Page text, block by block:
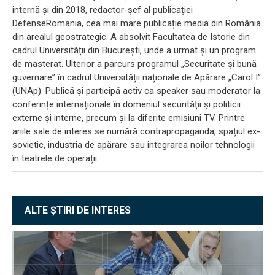
internă și din 2018, redactor-șef al publicației
DefenseRomania, cea mai mare publicație media din România
din arealul geostrategic. A absolvit Facultatea de Istorie din
cadrul Universității din București, unde a urmat și un program
de masterat. Ulterior a parcurs programul „Securitate și bună
guvernare” în cadrul Universității naționale de Apărare „Carol I”
(UNAp). Publică și participă activ ca speaker sau moderator la
conferințe internaționale în domeniul securității și politicii
externe și interne, precum și la diferite emisiuni TV. Printre
ariile sale de interes se numără contrapropaganda, spațiul ex-
sovietic, industria de apărare sau integrarea noilor tehnologii
în teatrele de operații.
ALTE ȘTIRI DE INTERES